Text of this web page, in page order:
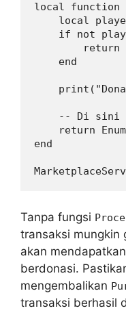
local function
local
if not
return
    end
-- Di sini
return
end
Tanpa fungsi
transaksi mungkin
akan
berdonasi.
mengembalikan
transaksi berhasil